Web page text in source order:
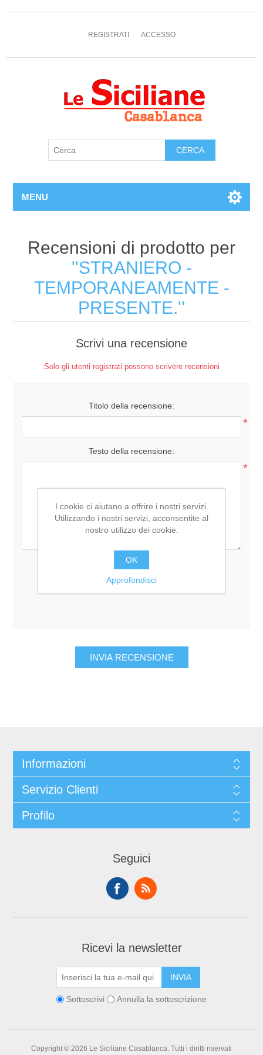
REGISTRATI ACCESSO
MENU
Recensioni di prodotto per
STRANIERO -
TEMPORANEAMENTE -
PRESENTE.
Scrivi una recensione
Solo gli utenti registrati possono scrivere recensioni
Titolo della recensione:
*
Testo della recensione:
*
Valutazione:
Informazioni
Servizio Clienti
Profilo
Seguici
Ricevi la newsletter
Sottoscrivi Annulla la sottoscrizione
Copyright © 2026 Le Siciliane Casablanca. Tutti i diritti riservati
I cookie ci aiutano a offrire i nostri servizi.
Utilizzando i nostri servizi, acconsentite al
nostro utilizzo dei cookie.
OK
Approfondisci